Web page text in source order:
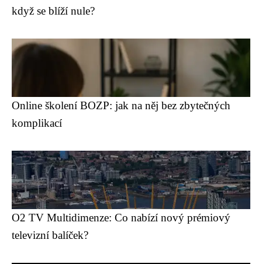
když se blíží nule?
Online školení BOZP: jak na něj bez zbytečných
komplikací
O2 TV Multidimenze: Co nabízí nový prémiový
televizní balíček?